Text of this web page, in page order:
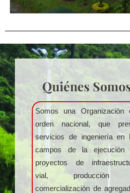
Quiénes
Somos una Organización
orden nacional, que
servicios de ingeniería en
campos de la ejecución
proyectos de
vial, producción
comercialización de